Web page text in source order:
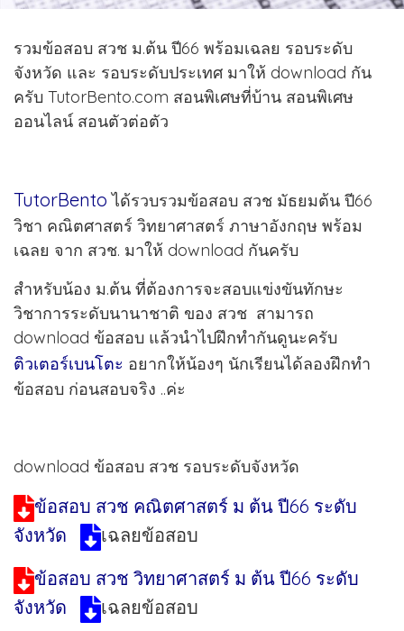
รวมข้อสอบ สวช ม.ต้น ปี66 พร้อมเฉลย รอบระดับ
จังหวัด และ รอบระดับประเทศ มาให้ download กัน
ครับ TutorBento.com สอนพิเศษที่บ้าน สอนพิเศษ
ออนไลน์ สอนตัวต่อตัว
TutorBento ได้รวบรวมข้อสอบ สวช มัธยมต้น ปี66
วิชา คณิตศาสตร์ วิทยาศาสตร์ ภาษาอังกฤษ พร้อม
เฉลย จาก สวช. มาให้ download กันครับ
สำหรับน้อง ม.ต้น ที่ต้องการจะสอบแข่งขันทักษะ
วิชาการระดับนานาชาติ ของ สวช สามารถ
download ข้อสอบ แล้วนำไปฝึกทำกันดูนะครับ
ติวเตอร์เบนโตะ อยากให้น้องๆ นักเรียนได้ลองฝึกทำ
ข้อสอบ ก่อนสอบจริง ..ค่ะ
download ข้อสอบ สวช รอบระดับจังหวัด
ข้อสอบ สวช คณิตศาสตร์ ม ต้น ปี66 ระดับ
จังหวัด
เฉลยข้อสอบ
ข้อสอบ สวช วิทยาศาสตร์ ม ต้น ปี66 ระดับ
จังหวัด
เฉลยข้อสอบ